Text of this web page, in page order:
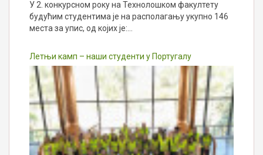
У 2. конкурсном року на Технолошком факултету
будућим студентима је на располагању укупно 146
места за упис, од којих је:…
Летњи камп – наши студенти у Португалу